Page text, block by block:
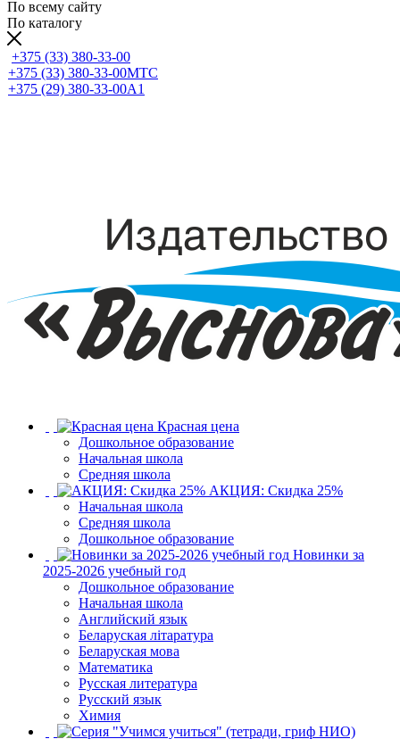
По всему сайту
По каталогу
+375 (33) 380-33-00
+375 (33) 380-33-00МТС
+375 (29) 380-33-00А1
Красная цена
Дошкольное образование
Начальная школа
Средняя школа
АКЦИЯ: Скидка 25%
Начальная школа
Средняя школа
Дошкольное образование
Новинки за
2025-2026 учебный год
Дошкольное образование
Начальная школа
Английский язык
Беларуская літаратура
Беларуская мова
Математика
Русская литература
Русский язык
Химия